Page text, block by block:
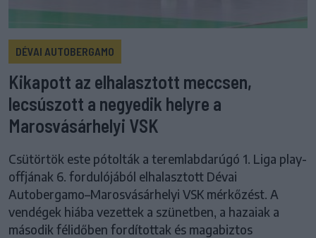
DÉVAI AUTOBERGAMO
Kikapott az elhalasztott meccsen,
lecsúszott a negyedik helyre a
Marosvásárhelyi VSK
Csütörtök este pótolták a teremlabdarúgó 1. Liga play-
offjának 6. fordulójából elhalasztott Dévai
Autobergamo–Marosvásárhelyi VSK mérkőzést. A
vendégek hiába vezettek a szünetben, a hazaiak a
második félidőben fordítottak és magabiztos